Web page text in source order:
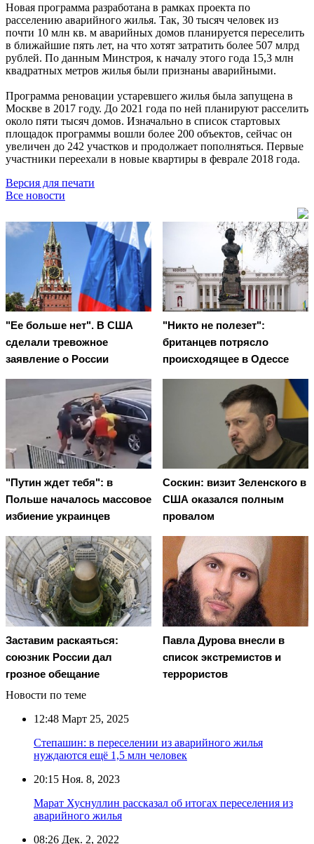
Новая программа разработана в рамках проекта по
расселению аварийного жилья. Так, 30 тысяч человек из
почти 10 млн кв. м аварийных домов планируется переселить
в ближайшие пять лет, на что хотят затратить более 507 млрд
рублей. По данным Минстроя, к началу этого года 15,3 млн
квадратных метров жилья были признаны аварийными.
Программа реновации устаревшего жилья была запущена в
Москве в 2017 году. До 2021 года по ней планируют расселить
около пяти тысяч домов. Изначально в список стартовых
площадок программы вошли более 200 объектов, сейчас он
увеличен до 242 участков и продолжает пополняться. Первые
участники переехали в новые квартиры в феврале 2018 года.
Версия для печати
Все новости
"Ее больше нет". В США
сделали тревожное
заявление о России
"Никто не полезет":
британцев потрясло
происходящее в Одессе
"Путин ждет тебя": в
Польше началось массовое
избиение украинцев
Соскин: визит Зеленского в
США оказался полным
провалом
Заставим раскаяться:
союзник России дал
грозное обещание
Павла Дурова внесли в
список экстремистов и
террористов
Новости по теме
12:48 Март 25, 2025
Степашин: в переселении из аварийного жилья
нуждаются ещё 1,5 млн человек
20:15 Ноя. 8, 2023
Марат Хуснуллин рассказал об итогах переселения из
аварийного жилья
08:26 Дек. 2, 2022